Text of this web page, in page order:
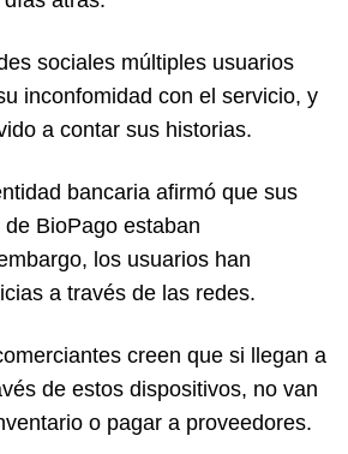
sociales múltiples usuarios
inconfomidad con el servicio, y
a contar sus historias.
bancaria afirmó que sus
BioPago estaban
los usuarios han
a través de las redes.
creen que si llegan a
de estos dispositivos, no van
o pagar a proveedores.